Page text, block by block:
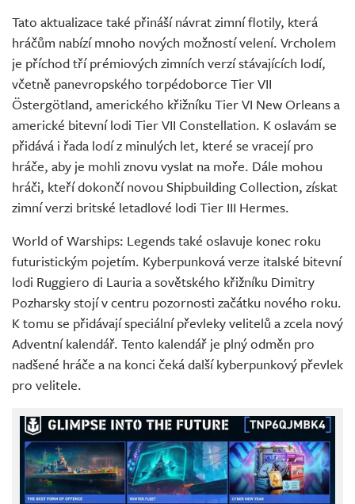
Tato aktualizace také přináší návrat zimní flotily, která
hráčům nabízí mnoho nových možností velení. Vrcholem
je příchod tří prémiových zimních verzí stávajících lodí,
včetně panevropského torpédoborce Tier VII
Östergötland, amerického křižníku Tier VI New Orleans a
americké bitevní lodi Tier VII Constellation. K oslavám se
přidává i řada lodí z minulých let, které se vracejí pro
hráče, aby je mohli znovu vyslat na moře. Dále mohou
hráči, kteří dokončí novou Shipbuilding Collection, získat
zimní verzi britské letadlové lodi Tier III Hermes.
World of Warships: Legends také oslavuje konec roku
futuristickým pojetím. Kyberpunková verze italské bitevní
lodi Ruggiero di Lauria a sovětského křižníku Dimitry
Pozharsky stojí v centru pozornosti začátku nového roku.
K tomu se přidávají speciální převleky velitelů a zcela nový
Adventní kalendář. Tento kalendář je plný odměn pro
nadšené hráče a na konci čeká další kyberpunkový převlek
pro velitele.